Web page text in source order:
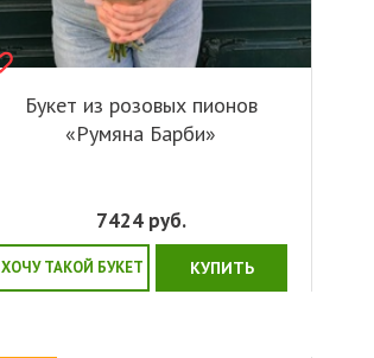
Букет из розовых пионов
«Румяна Барби»
7424руб.
ХОЧУ ТАКОЙ БУКЕТ КУПИТЬ